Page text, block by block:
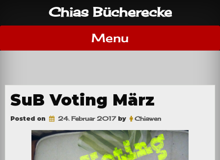
content
Chias Bücherecke
Menu
SuB Voting März
Posted on 24. Februar 2017by Chiawen